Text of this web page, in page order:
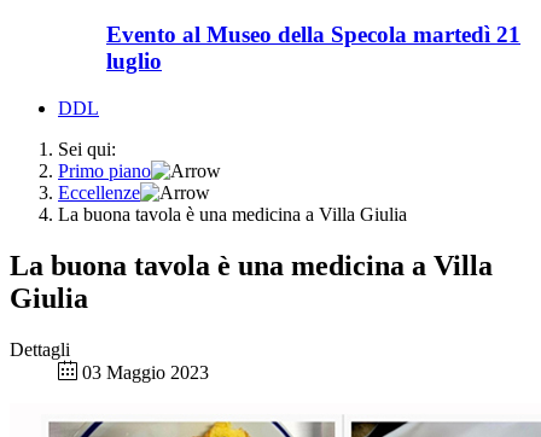
Evento al Museo della Specola martedì 21
luglio
DDL
Sei qui:
Primo piano
Eccellenze
La buona tavola è una medicina a Villa Giulia
La buona tavola è una medicina a Villa
Giulia
Dettagli
03 Maggio 2023